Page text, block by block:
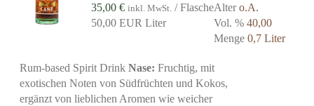
35,00€ inkl. MwSt. / Flasche
50,00 EUR Liter
Altero.A.
Vol. %40,00
Menge0,7 Liter
Rum-based Spirit DrinkNase: Fruchtig, mit
exotischen Noten von Südfrüchten und Kokos,
ergänzt von lieblichen Aromen wie weicher